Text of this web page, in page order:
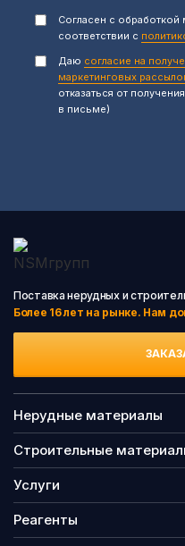
Согласен с
соответствии с
Даю согласие на
маркетинговых
отказаться от
в письме)
Поставка нерудных и
Более 16 лет на рынке. Нам
Нерудные материалы
Строительные
Услуги
Реагенты